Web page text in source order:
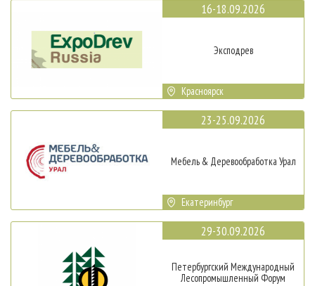
16-18.09.2026
Эксподрев
Красноярск
23-25.09.2026
Мебель & Деревообработка Урал
Екатеринбург
29-30.09.2026
Петербургский Международный
Лесопромышленный Форум